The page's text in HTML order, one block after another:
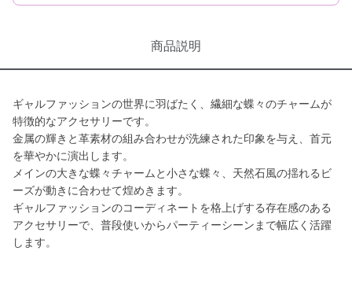
商品説明
ギャルファッションの世界に羽ばたく、繊細な蝶々のチャームが
特徴的なアクセサリーです。
金属の輝きと革素材の組み合わせが洗練された印象を与え、首元
を華やかに演出します。
メインの大きな蝶々チャームと小さな蝶々、天然石風の揺れるビ
ーズが動きに合わせて煌めきます。
ギャルファッションのコーディネートを格上げする存在感のある
アクセサリーで、普段使いからパーティーシーンまで幅広く活躍
します。